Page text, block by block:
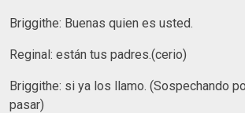
Briggithe: Buenas quien es usted.
Reginal: están tus padres.(cerio)
Briggithe: si ya los llamo. (Sospechando
pasar)